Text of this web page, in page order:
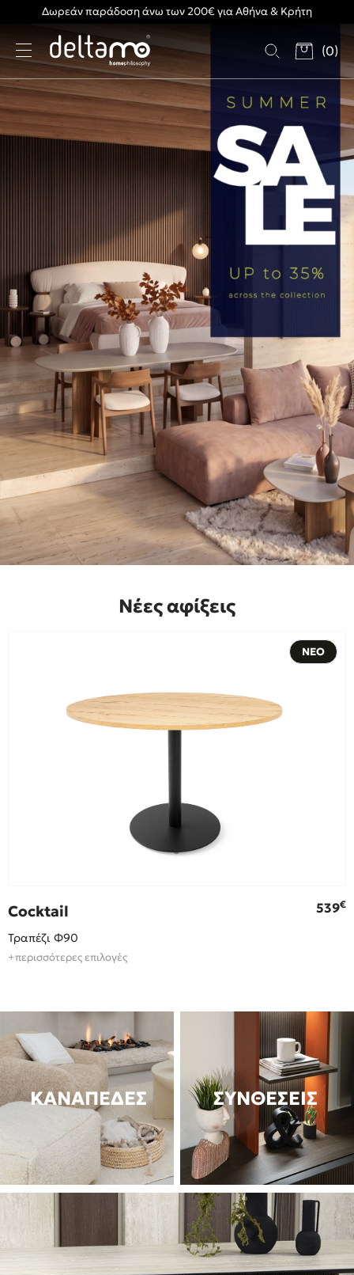
Δωρεάν παράδοση άνω των 200€ για Αθήνα & Κρήτη
(0)
Νέες αφίξεις
ΝΕΟ
Cocktail 539€
Τραπέζι Φ90
+περισσότερες επιλογές
ΚΑΝΑΠΕΔΕΣ ΣΥΝΘΕΣΕΙΣ